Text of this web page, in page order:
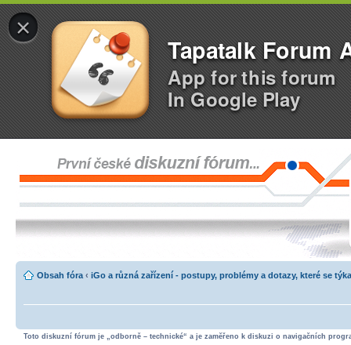
×
Tapatalk Forum
App for this forum
In Google Play
Obsah fóra ‹ iGo a různá zařízení - postupy, problémy a dotazy, které se
Toto diskuzní fórum je „odborně – technické“ a je zaměřeno k diskuzi o navigačních